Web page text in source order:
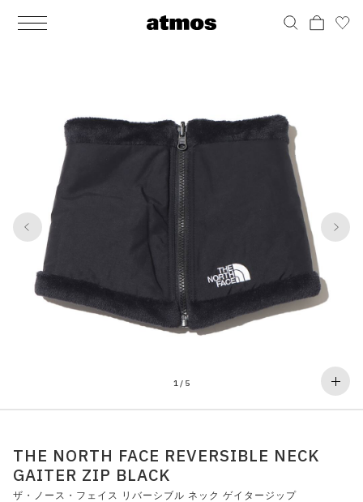
MEN
アクセサリー
その他
アディダス ピックアップ
シューズ
サンダル
その他
すべてのシューズ
ライフスタイルランニング
ウェア
アウター
パンツ
ソックス
アンダーウェア
水着
その他
バッグ
ショルダー / メッセンジャーバッグ
トート / エコバッグ
クラッチ / セカンドバッグ
ウエストバッグ
その他
すべてのバッグ
アクセサリー
グッズ / アクセサリー
その他
すべてのアクセサリー
その他
おもちゃ / フィギュア
その他
すべてのその他
WOMENS
アクセサリー
その他
アディダス ピックアップ
シューズ
サンダル / パンプス
その他
すべてのシューズ
ライフスタイルランニング
ウェア
アウター
パンツ
ワンピース
スカート
ソックス
アンダーウェア
すべてのウェア
バッグ
ショルダー / メッセンジャーバッグ
トート / エコバッグ
クラッチ / セカンドバッグ
ウエストバッグ
その他
すべてのバッグ
アクセサリー
グッズ / アクセサリー
その他
すべてのアクセサリー
その他
おもちゃ / フィギュア
その他
すべてのその他
1 / 5
1 5
THE NORTH FACE REVERSIBLE NECK
GAITER ZIP BLACK
ザ・ノース・フェイス リバーシブル ネック ゲイタージップ